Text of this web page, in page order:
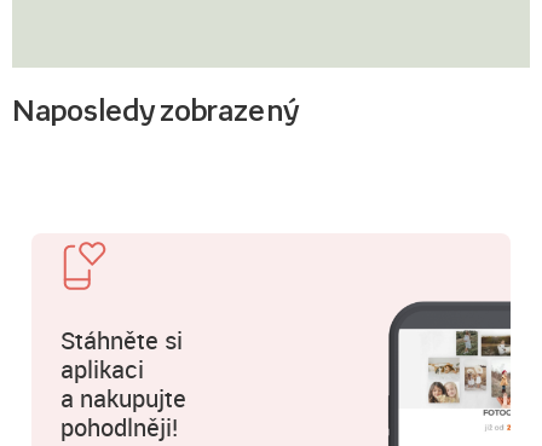
Naposledy zobrazený
Stáhněte si
aplikaci
a nakupujte
pohodlněji!